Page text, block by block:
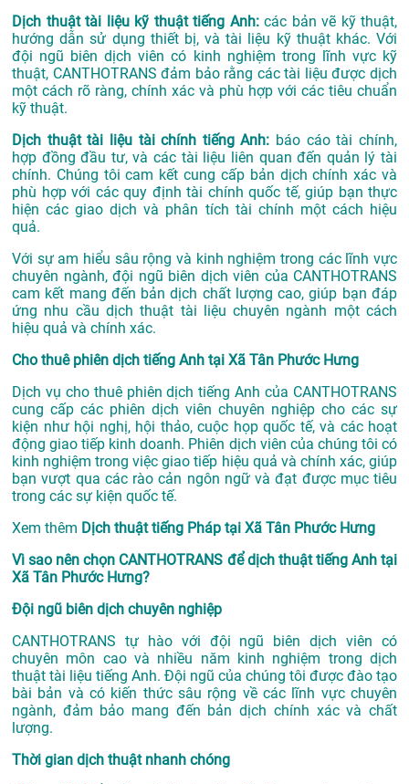
Dịch thuật tài liệu kỹ thuật tiếng Anh: các bản vẽ kỹ thuật,
hướng dẫn sử dụng thiết bị, và tài liệu kỹ thuật khác. Với
đội ngũ biên dịch viên có kinh nghiệm trong lĩnh vực kỹ
thuật, CANTHOTRANS đảm bảo rằng các tài liệu được dịch
một cách rõ ràng, chính xác và phù hợp với các tiêu chuẩn
kỹ thuật.
Dịch thuật tài liệu tài chính tiếng Anh: báo cáo tài chính,
hợp đồng đầu tư, và các tài liệu liên quan đến quản lý tài
chính. Chúng tôi cam kết cung cấp bản dịch chính xác và
phù hợp với các quy định tài chính quốc tế, giúp bạn thực
hiện các giao dịch và phân tích tài chính một cách hiệu
quả.
Với sự am hiểu sâu rộng và kinh nghiệm trong các lĩnh vực
chuyên ngành, đội ngũ biên dịch viên của CANTHOTRANS
cam kết mang đến bản dịch chất lượng cao, giúp bạn đáp
ứng nhu cầu dịch thuật tài liệu chuyên ngành một cách
hiệu quả và chính xác.
Cho thuê phiên dịch tiếng Anh tại Xã Tân Phước Hưng
Dịch vụ cho thuê phiên dịch tiếng Anh của CANTHOTRANS
cung cấp các phiên dịch viên chuyên nghiệp cho các sự
kiện như hội nghị, hội thảo, cuộc họp quốc tế, và các hoạt
động giao tiếp kinh doanh. Phiên dịch viên của chúng tôi có
kinh nghiệm trong việc giao tiếp hiệu quả và chính xác, giúp
bạn vượt qua các rào cản ngôn ngữ và đạt được mục tiêu
trong các sự kiện quốc tế.
Xem thêm Dịch thuật tiếng Pháp tại Xã Tân Phước Hưng
Vì sao nên chọn CANTHOTRANS để dịch thuật tiếng Anh tại
Xã Tân Phước Hưng?
Đội ngũ biên dịch chuyên nghiệp
CANTHOTRANS tự hào với đội ngũ biên dịch viên có
chuyên môn cao và nhiều năm kinh nghiệm trong dịch
thuật tài liệu tiếng Anh. Đội ngũ của chúng tôi được đào tạo
bài bản và có kiến thức sâu rộng về các lĩnh vực chuyên
ngành, đảm bảo mang đến bản dịch chính xác và chất
lượng.
Thời gian dịch thuật nhanh chóng